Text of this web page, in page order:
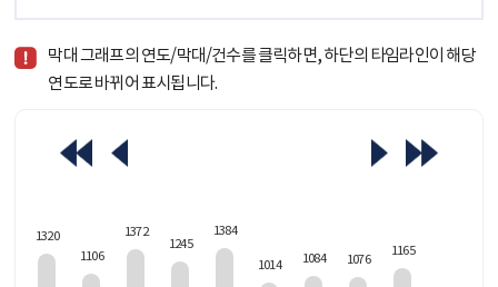
막대 그래프의 연도/막대/건수를 클릭하면, 하단의 타임라인이 해당
연도로 바뀌어 표시됩니다.
1320
1106
1372
1245
1384
1014 1084 1076
1165